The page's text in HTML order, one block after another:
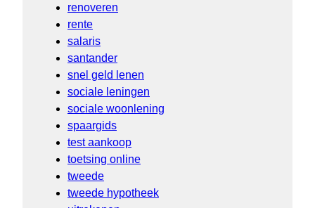
renoveren
rente
salaris
santander
snel geld lenen
sociale leningen
sociale woonlening
spaargids
test aankoop
toetsing online
tweede
tweede hypotheek